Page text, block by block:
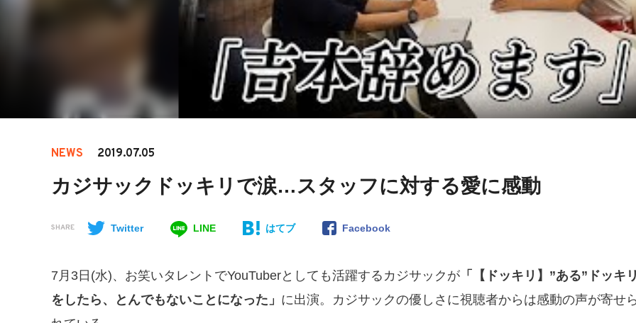
NEWS 2019.07.05
カジサックドッキリで涙…スタッフに対する愛に感動
SHARE Twitter LINE はてブ Facebook
7月3日(水)、お笑いタレントでYouTuberとしても活躍するカジサックが 「【ドッキリ】”ある”ドッキ
をしたら、とんでもないことになった」 に出演。カジサックの優しさに視聴者からは感動の声が寄せ